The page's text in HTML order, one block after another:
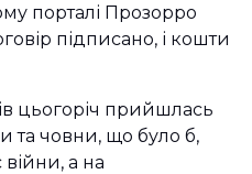
порталі Прозорро
підписано, і кошти
цьогоріч прийшлась
та човни, що було б,
війни, а на